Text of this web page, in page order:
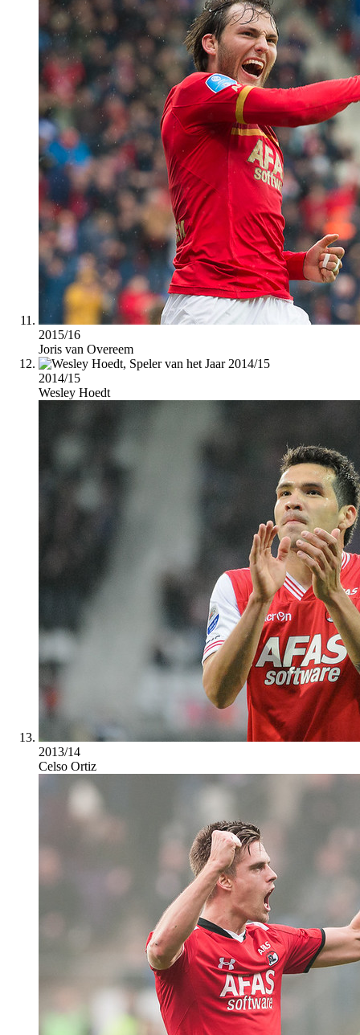
2015/16
Joris van Overeem
2014/15
Wesley Hoedt
2013/14
Celso Ortiz